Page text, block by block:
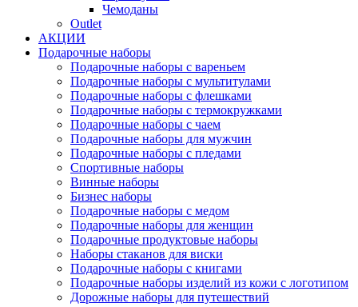
Чемоданы
Outlet
АКЦИИ
Подарочные наборы
Подарочные наборы с вареньем
Подарочные наборы с мультитулами
Подарочные наборы с флешками
Подарочные наборы с термокружками
Подарочные наборы с чаем
Подарочные наборы для мужчин
Подарочные наборы с пледами
Спортивные наборы
Винные наборы
Бизнес наборы
Подарочные наборы с медом
Подарочные наборы для женщин
Подарочные продуктовые наборы
Наборы стаканов для виски
Подарочные наборы с книгами
Подарочные наборы изделий из кожи с логотипом
Дорожные наборы для путешествий